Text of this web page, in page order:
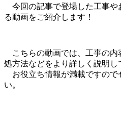
今回の記事で登場した工事や
る動画をご紹介します！
こちらの動画では、工事の内
処方法などをより詳しく説明し
お役立ち情報が満載ですので
い。